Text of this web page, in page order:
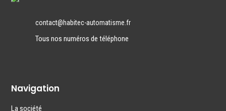
contact@habitec-automatisme.fr
Tous nos numéros de téléphone
Navigation
La société